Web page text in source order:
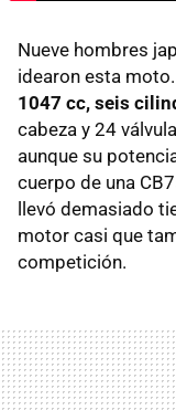
Nueve hombres
idearon esta
1047 cc, seis
cabeza y 24
aunque su
cuerpo de una
llevó demasiado
motor casi que
competición.